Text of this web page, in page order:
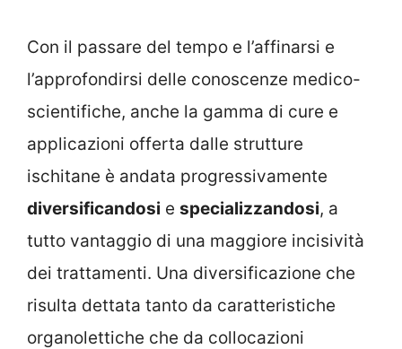
Con il passare del tempo e l’affinarsi e
l’approfondirsi delle conoscenze medico-
scientifiche, anche la gamma di cure e
applicazioni offerta dalle strutture
ischitane è andata progressivamente
diversificandosi e specializzandosi, a
tutto vantaggio di una maggiore incisività
dei trattamenti. Una diversificazione che
risulta dettata tanto da caratteristiche
organolettiche che da collocazioni